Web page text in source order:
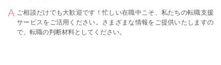
ご相談だけでも大歓迎です！忙しい在職中こそ、私たちの転職支援
サービスをご活用ください。さまざまな情報をご提供いたしますの
で、転職の判断材料としてください。